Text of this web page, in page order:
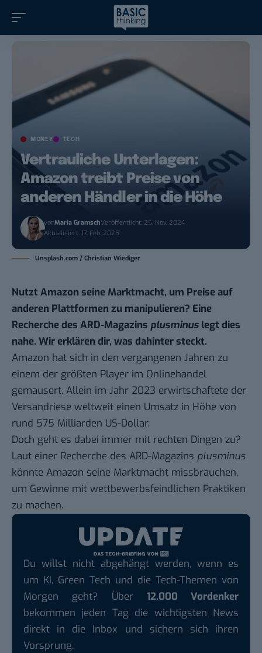
MONEY TECH
Vertrauliche Unterlagen:
Amazon treibt Preise von
anderen Händler in die Höhe
vonMaria GramschVeröffentlicht: 25. Nov. 2024
Aktualisiert: 17. Feb. 2025
Unsplash.com / Christian Wiediger
Nutzt Amazon seine Marktmacht, um Preise auf
anderen Plattformen zu manipulieren? Eine
Recherche des ARD-Magazins plusminus legt dies
nahe. Wir erklären dir, was dahinter steckt.
Amazon hat sich in den vergangenen Jahren zu
einem der größten Player im Onlinehandel
gemausert. Allein im Jahr 2023 erwirtschaftete der
Versandriese weltweit einen Umsatz in Höhe von
rund 575 Milliarden US-Dollar.
Doch geht es dabei immer mit rechten Dingen zu?
Laut einer Recherche des ARD-Magazins plusminus
könnte Amazon seine Marktmacht missbrauchen,
um Gewinne mit wettbewerbsfeindlichen Praktiken
zu machen.
Du willst nicht abgehängt werden, wenn es
um KI, Green Tech und die Tech-Themen von
Morgen geht? Über 12.000 Vordenker
bekommen jeden Tag die wichtigsten News
direkt in die Inbox und sichern sich ihren
Vorsprung.